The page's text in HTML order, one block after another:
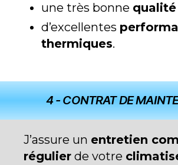
une très bonne qualité
d’excellentes
thermiques.
4 - CONTRAT DE
J’assure un entretien
régulier de votre